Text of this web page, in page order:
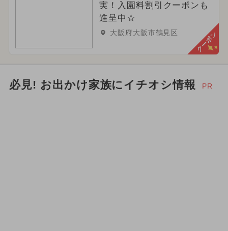
実！入園料割引クーポンも
進呈中☆
大阪府大阪市鶴見区 クーポン
必見! お出かけ家族にイチオシ情報 PR